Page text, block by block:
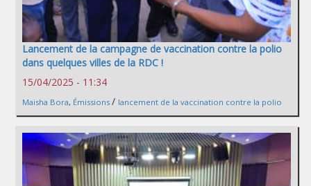
Lancement de la campagne de vaccination contre la polio
dans quelques villes de la RDC !
15/04/2025 - 11:34
Maisha Bora, Émissions / lancement de la vaccination contre la polio